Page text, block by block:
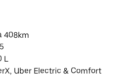
408km
5
L
Uber Electric & Comfort